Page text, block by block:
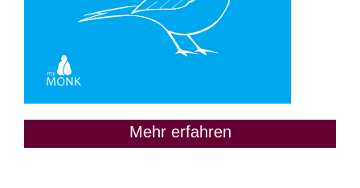
Mehr erfahren